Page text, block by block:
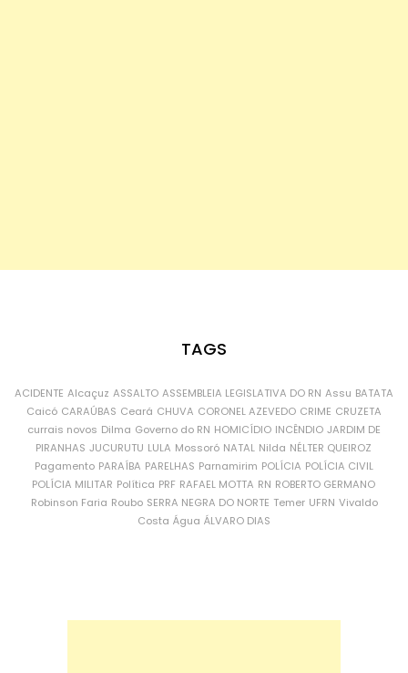
TAGS
ACIDENTE Alcaçuz ASSALTO ASSEMBLEIA LEGISLATIVA DO RN Assu BATATA
Caicó CARAÚBAS Ceará CHUVA CORONEL AZEVEDO CRIME CRUZETA
currais novos Dilma Governo do RN HOMICÍDIO INCÊNDIO JARDIM DE
PIRANHAS JUCURUTU LULA Mossoró NATAL Nilda NÉLTER QUEIROZ
Pagamento PARAÍBA PARELHAS Parnamirim POLÍCIA POLÍCIA CIVIL
POLÍCIA MILITAR Política PRF RAFAEL MOTTA RN ROBERTO GERMANO
Robinson Faria Roubo SERRA NEGRA DO NORTE Temer UFRN Vivaldo
Costa Água ÁLVARO DIAS